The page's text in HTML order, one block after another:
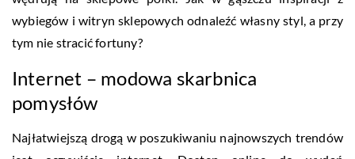
wybiegów i witryn sklepowych odnaleźć własny styl, a przy
tym nie stracić fortuny?
Internet – modowa skarbnica
pomysłów
Najłatwiejszą drogą w poszukiwaniu najnowszych trendów